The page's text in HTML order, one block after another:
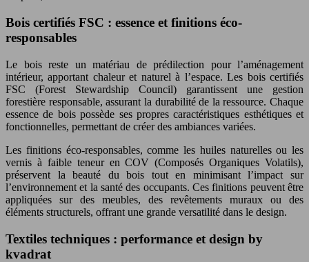
Bois certifiés FSC : essence et finitions éco-
responsables
Le bois reste un matériau de prédilection pour l’aménagement
intérieur, apportant chaleur et naturel à l’espace. Les bois certifiés
FSC (Forest Stewardship Council) garantissent une gestion
forestière responsable, assurant la durabilité de la ressource. Chaque
essence de bois possède ses propres caractéristiques esthétiques et
fonctionnelles, permettant de créer des ambiances variées.
Les finitions éco-responsables, comme les huiles naturelles ou les
vernis à faible teneur en COV (Composés Organiques Volatils),
préservent la beauté du bois tout en minimisant l’impact sur
l’environnement et la santé des occupants. Ces finitions peuvent être
appliquées sur des meubles, des revêtements muraux ou des
éléments structurels, offrant une grande versatilité dans le design.
Textiles techniques : performance et design by
kvadrat